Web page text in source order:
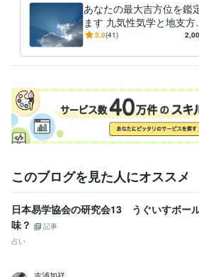
あなたの最大吉方位を鑑
ます 九気性気学と地支方
で最大吉方位を取り開運
5.0(41)
このブログを見た人にオススメ
日本易学協会の研究会13 うぐいすボー
味？
記事
占い